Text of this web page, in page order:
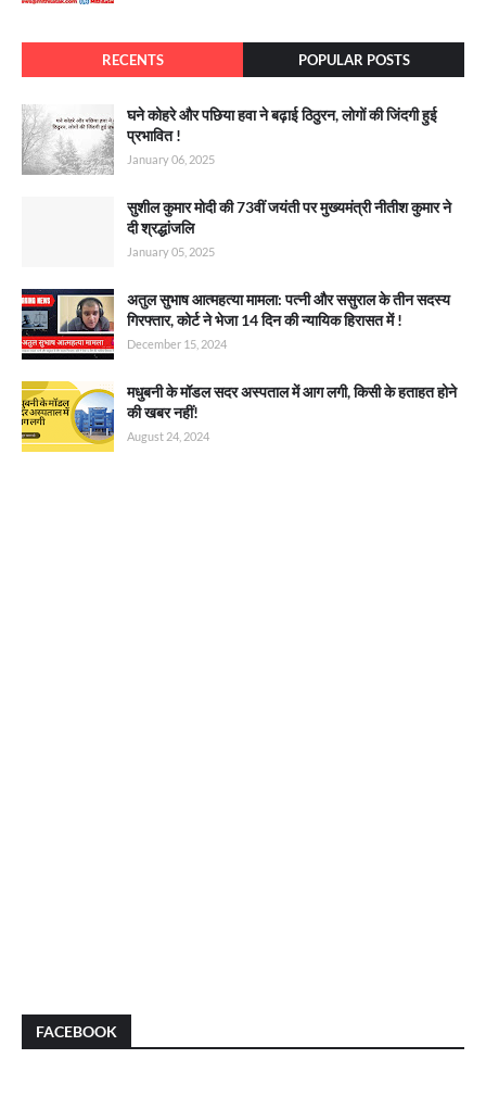
RECENTS POPULAR POSTS
घने कोहरे और पछिया हवा ने बढ़ाई ठिठुरन, लोगों की जिंदगी हुई
प्रभावित !
January 06, 2025
सुशील कुमार मोदी की 73वीं जयंती पर मुख्यमंत्री नीतीश कुमार ने
दी श्रद्धांजलि
January 05, 2025
अतुल सुभाष आत्महत्या मामला: पत्नी और ससुराल के तीन सदस्य
गिरफ्तार, कोर्ट ने भेजा 14 दिन की न्यायिक हिरासत में !
December 15, 2024
मधुबनी के मॉडल सदर अस्पताल में आग लगी, किसी के हताहत होने
की खबर नहीं!
August 24, 2024
FACEBOOK